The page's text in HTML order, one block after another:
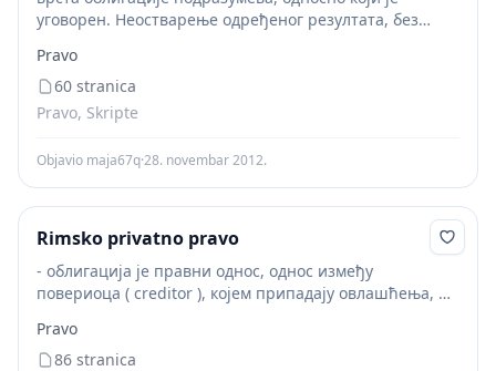
уговорен. Неостварење одређеног резултата, без
представља повреду облигације и конституисање
облигације накнаде штете. Већина облигација су
облигације циља....
Pravo
60 stranica
Pravo, Skripte
Objavio maja67q·28. novembar 2012.
Rimsko privatno pravo
- облигација је правни однос, однос између
повериоца ( creditor ), којем припадају овлашћења, и
повериочевих овлашћења је субјективно
облигационо...
Pravo
86 stranica